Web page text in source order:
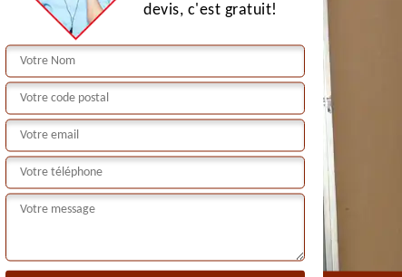
devis, c'est gratuit!